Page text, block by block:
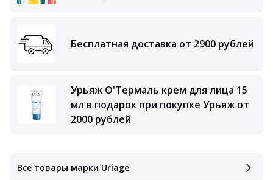
Бесплатная доставка от 2900 рублей
Урьяж О'Термаль крем для лица 15
мл в подарок при покупке Урьяж от
2000 рублей
Все товары марки Uriage